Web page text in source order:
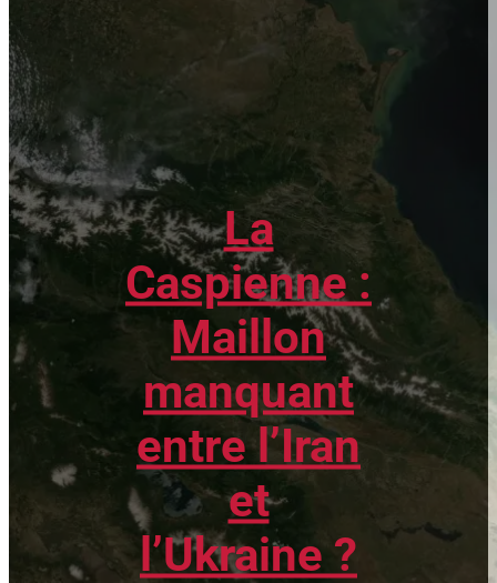
La
Caspienne :
Maillon
manquant
entre l’Iran
et
l’Ukraine ?